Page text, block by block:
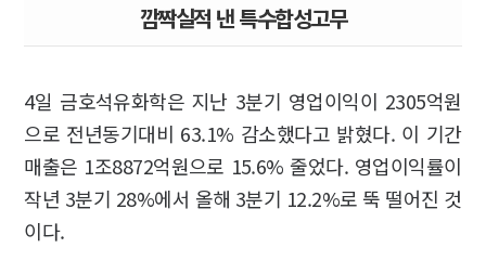
깜짝실적 낸 특수합성고무
4일 금호석유화학은 지난 3분기 영업이익이 2305억원
으로 전년동기대비 63.1% 감소했다고 밝혔다. 이 기간
매출은 1조8872억원으로 15.6% 줄었다. 영업이익률이
작년 3분기 28%에서 올해 3분기 12.2%로 뚝 떨어진 것
이다.